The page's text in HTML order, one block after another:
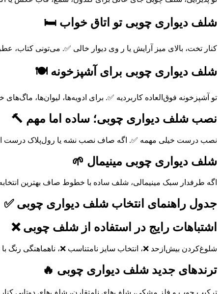
شلف دیواری چوبی تو اتاق خواب 🛏️
کنار تخت، بالای میز آرایش یا ر وی دیوار خالی ✅. می‌تونی
شلف دیواری چوبی برای آشپزخونه 🍽️
تو آشپزخونه فوق‌العاده کاربردیه ✅. برای ادویه‌ها، لیوان‌ها،
نصب شلف دیواری چوبی؛ ساده اما مهم 🔨
نصب درست خیلی مهمه ✅. اگه صاف نصب نشه یا رول‌پلاک درست
شلف دیواری چوبی مینیمال 🌱
اگه طرفدار سبک مینیمالی، شلف ساده با خطوط صاف بهترین
جدول راهنمای انتخاب شلف دیواری چوبی ✅
اشتباهات رایج در استفاده از شلف چوبی ❌
شلوغ‌کردن بیش‌ازحد ❌، انتخاب سایز نامتناسب ❌، ناهماهنگی رنگ
ترندهای جدید شلف دیواری چوبی 🔥
ترکیب چوب و فلز مشکی، شلف‌های نامتقارن، شلف‌های دوتایی